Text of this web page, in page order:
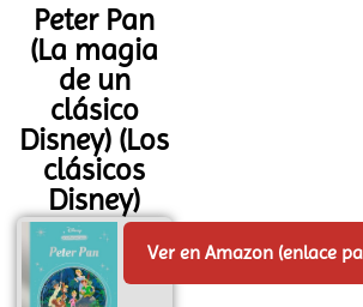
Peter Pan
(La magia
de un
clásico
Disney) (Los
clásicos
Disney)
Ver en Amazon (enlace